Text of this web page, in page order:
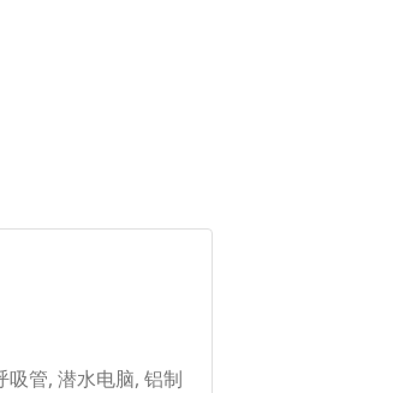
吸管, 潜水电脑, 铝制